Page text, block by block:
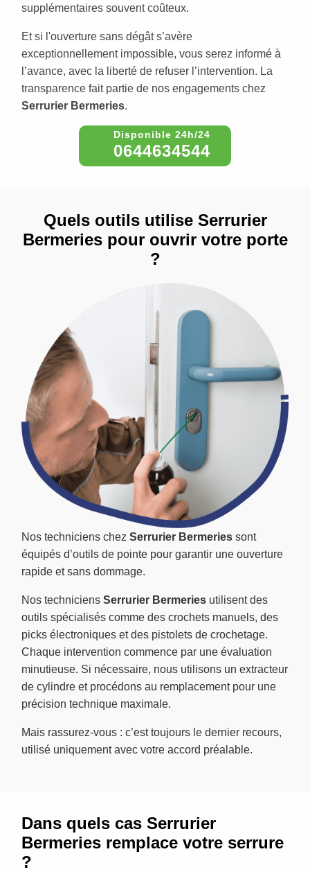
supplémentaires souvent coûteux.
Et si l'ouverture sans dégât s’avère
exceptionnellement impossible, vous serez informé à
l’avance, avec la liberté de refuser l’intervention. La
transparence fait partie de nos engagements chez
Serrurier Bermeries.
0644634544
Nos techniciens chez Serrurier Bermeries sont
équipés d’outils de pointe pour garantir une ouverture
rapide et sans dommage.
Nos techniciens Serrurier Bermeries utilisent des
outils spécialisés comme des crochets manuels, des
picks électroniques et des pistolets de crochetage.
Chaque intervention commence par une évaluation
minutieuse. Si nécessaire, nous utilisons un extracteur
de cylindre et procédons au remplacement pour une
précision technique maximale.
Mais rassurez-vous : c’est toujours le dernier recours,
utilisé uniquement avec votre accord préalable.
Quels outils utilise Serrurier
Bermeries pour ouvrir votre porte
?
Dans quels cas Serrurier
Bermeries remplace votre serrure
?